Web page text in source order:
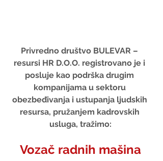
Privredno društvo BULEVAR –
resursi HR D.O.O. registrovano je i
posluje kao podrška drugim
kompanijama u sektoru
obezbeđivanja i ustupanja ljudskih
resursa, pružanjem kadrovskih
usluga, tražimo:
Vozač radnih mašina